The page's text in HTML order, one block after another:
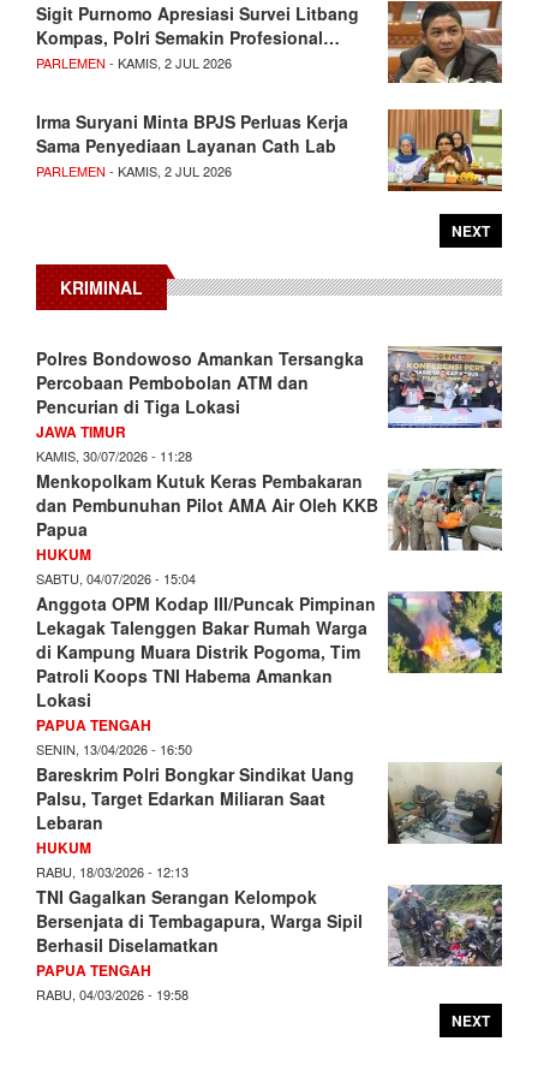
Sigit Purnomo Apresiasi Survei Litbang
Kompas, Polri Semakin Profesional…
PARLEMEN - KAMIS, 2 JUL 2026
Irma Suryani Minta BPJS Perluas Kerja
Sama Penyediaan Layanan Cath Lab
PARLEMEN - KAMIS, 2 JUL 2026
NEXT
KRIMINAL
Polres Bondowoso Amankan Tersangka
Percobaan Pembobolan ATM dan
Pencurian di Tiga Lokasi
JAWA TIMUR
KAMIS, 30/07/2026 - 11:28
Menkopolkam Kutuk Keras Pembakaran
dan Pembunuhan Pilot AMA Air Oleh KKB
Papua
HUKUM
SABTU, 04/07/2026 - 15:04
Anggota OPM Kodap III/Puncak Pimpinan
Lekagak Talenggen Bakar Rumah Warga
di Kampung Muara Distrik Pogoma, Tim
Patroli Koops TNI Habema Amankan
Lokasi
PAPUA TENGAH
SENIN, 13/04/2026 - 16:50
Bareskrim Polri Bongkar Sindikat Uang
Palsu, Target Edarkan Miliaran Saat
Lebaran
HUKUM
RABU, 18/03/2026 - 12:13
TNI Gagalkan Serangan Kelompok
Bersenjata di Tembagapura, Warga Sipil
Berhasil Diselamatkan
PAPUA TENGAH
RABU, 04/03/2026 - 19:58
NEXT